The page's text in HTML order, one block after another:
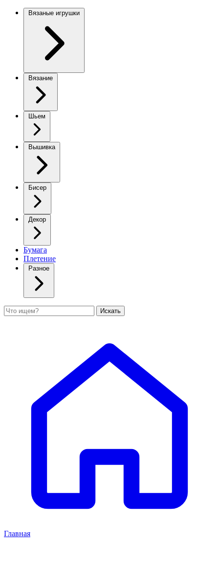
Вязаные игрушки
Вязание
Шьем
Вышивка
Бисер
Декор
Бумага
Плетение
Разное
Поиск Искать
Главная